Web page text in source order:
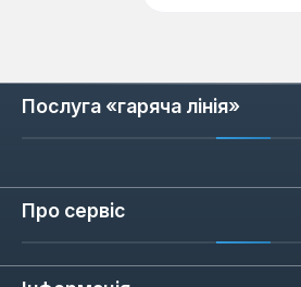
використовують у
тимчасового кріплення
логістиці для обв'язування
підв'язування рослин або
Послуга «гаряча лінія»
Про сервіс